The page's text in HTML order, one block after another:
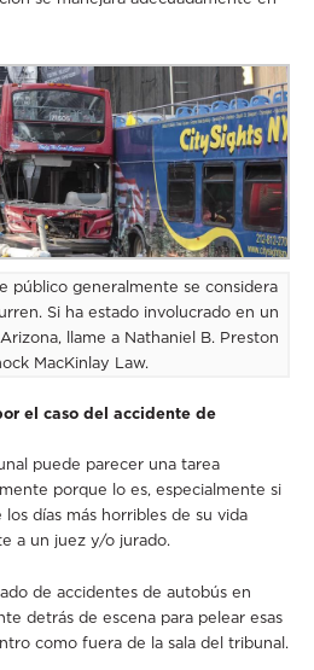
público generalmente se considera
Si ha estado involucrado en un
llame a Nathaniel B. Preston
MacKinlay Law.
el caso del accidente de
puede parecer una tarea
porque lo es, especialmente si
días más horribles de su vida
a un juez y/o jurado.
de accidentes de autobús en
detrás de escena para pelear esas
como fuera de la sala del tribunal.